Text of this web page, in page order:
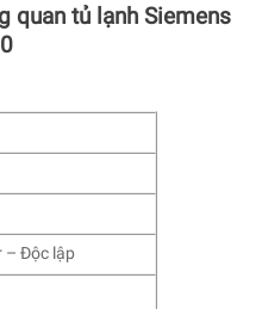
quan tủ lạnh Siemens
– Độc lập